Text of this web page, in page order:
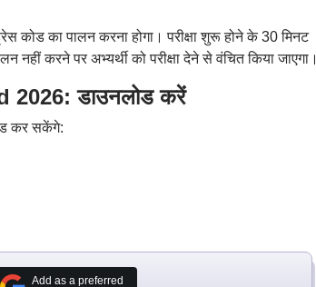
कोड का पालन करना होगा। परीक्षा शुरू होने के 30 मिनट
नहीं करने पर अभ्यर्थी को परीक्षा देने से वंचित किया जाएगा।
डाउनलोड करें
कर सकेंगे:
Add as a preferred